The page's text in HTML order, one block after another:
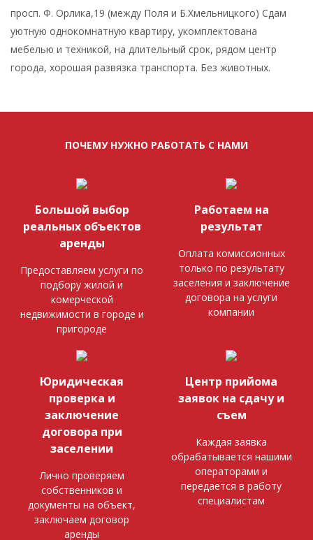
просп. Ф. Орлика,19 (между Поля и Б.Хмельницкого) Сдам
уютную однокомнатную квартиру, укомплектована
мебелью и техникой, на длительный срок, рядом центр
города, хорошая развязка транспорта. Без животных.
ПОЧЕМУ НУЖНО РАБОТАТЬ С НАМИ
Большой выбор
реальных объектов
аренды
Предоставляем услуги по
подбору жилой и
комерческой
недвижимости в городе и
пригороде
Работаем на
результат
Оплата комиссионных
только по результату
заселения и заключение
договора на услуги
компании
Юридическая
проверка и
заключение
договора при
заселении
Лично проверяем
собственников и
документы на объект,
заключаем договор
аренды
Центр прийома
заявок на сдачу и
съем
Каждая заявка
обрабатывается нашими
операторами и
передается в работу
специалистам